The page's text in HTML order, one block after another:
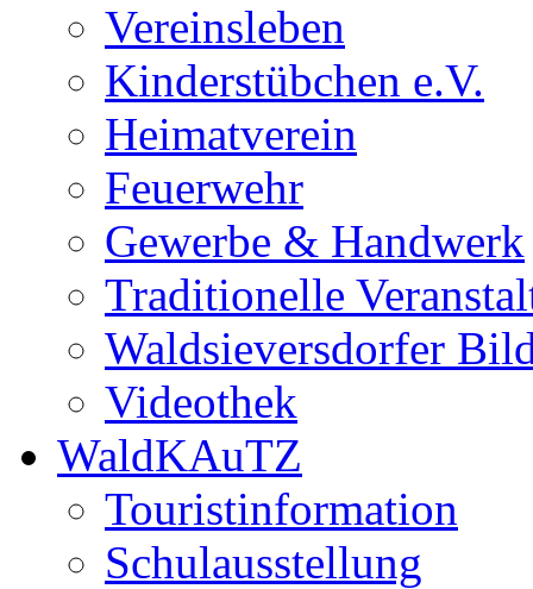
Vereinsleben
Kinderstübchen e.V.
Heimatverein
Feuerwehr
Gewerbe & Handwerk
Traditionelle
Waldsieversdorfer
Videothek
WaldKAuTZ
Touristinformation
Schulausstellung